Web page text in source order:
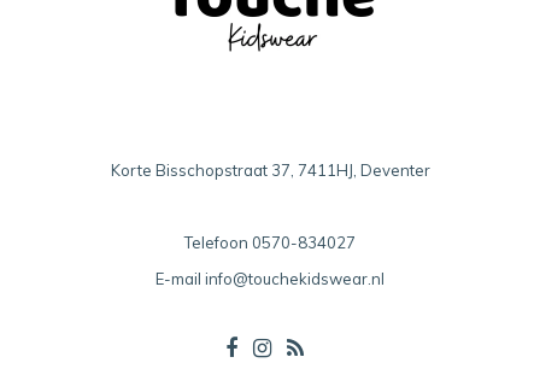
Korte Bisschopstraat 37, 7411HJ, Deventer
Telefoon 0570-834027
E-mail info@touchekidswear.nl